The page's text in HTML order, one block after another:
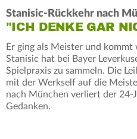
Stanisic-Rückkehr nach
"ICH DENKE GAR
Er ging als Meister und
Stanisic hat bei Bayer
Spielpraxis zu sammeln. Die
mit der Werkself auf die
nach München verliert der 24-
Gedanken.